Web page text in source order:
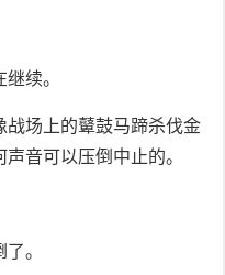
续。
战场上的鼙鼓马蹄杀伐金
音可以压倒中止的。
。